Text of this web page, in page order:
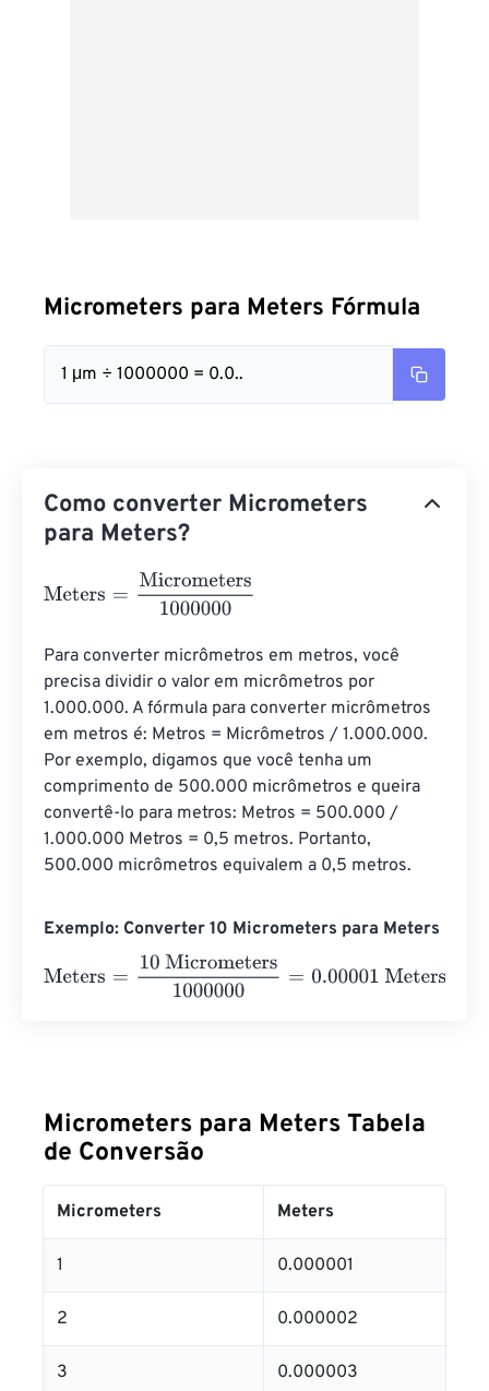
Micrometers para Meters Fórmula
1 μm ÷ 1000000 = 0.0..
Como converter Micrometers
para Meters?
Meters Micrometers1000000
Para converter micrômetros em metros, você
precisa dividir o valor em micrômetros por
1.000.000. A fórmula para converter micrômetros
em metros é: Metros = Micrômetros / 1.000.000.
Por exemplo, digamos que você tenha um
comprimento de 500.000 micrômetros e queira
convertê-lo para metros: Metros = 500.000 /
1.000.000 Metros = 0,5 metros. Portanto,
500.000 micrômetros equivalem a 0,5 metros.
Exemplo: Converter 10 Micrometers para Meters
Meters
10 Micrometers1000000 =0.00001 Meters
Micrometers para Meters Tabela
de Conversão
Micrometers Meters
1 0.000001
2 0.000002
3 0.000003